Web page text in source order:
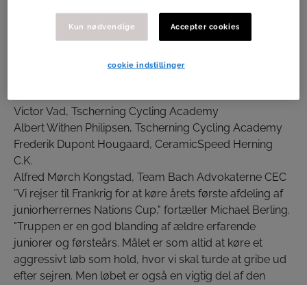
Brostensklassikeren Paris-Roubaix køres den 9. april,
og her stiller det danske U19-landshold igen i år til start.
ryttere til en forårsdag i helvede: Theodor Storm, Team
Victor Vad, Tscherning Cycling Academy
Albert Withen Philipsen, Tscherning Cycling Academy
Frederik Dupont Hougaard, CeramicSpeed Herning
C.K.
Alfred Mørch Kongstad, Team Bach Advokaterne CEC
”Vi rejser til Frankrig for at køre årets første afdeling af
juniorherrernes Nations Cup," fortæller Michael Berling.
"Truppen er en god blanding af ældre erfarende
juniorer og førsteårs. Målet er som altid at køre et
aggressivt løb som hold, hvor vi skal turde at gribe ud
efter sejren. Men løbet er også en vigtig del af den
Kun nødvendige Accepter cookies
cookie indstillinger